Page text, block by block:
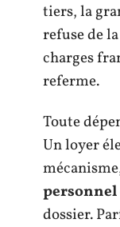
tiers, la
refuse de
charges
referme.
Toute
Un loyer
personnel
dossier.